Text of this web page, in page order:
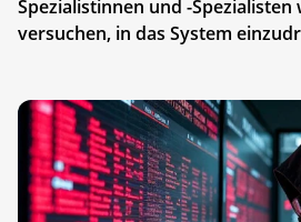
Spezialistinnen und -
versuchen, in das System